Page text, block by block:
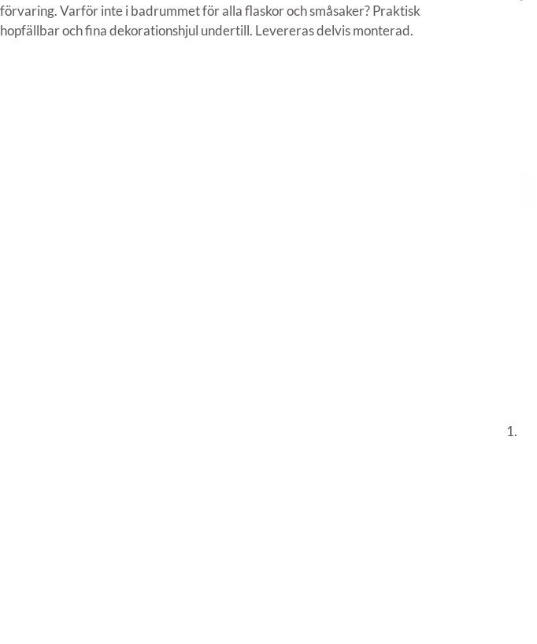
förvaring. Varför inte i badrummet för alla flaskor och småsaker? Praktisk
hopfällbar och fina dekorationshjul undertill. Levereras delvis monterad.